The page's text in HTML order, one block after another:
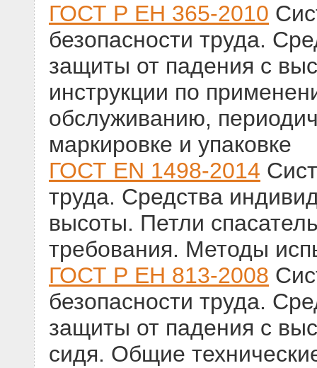
ГОСТ Р ЕН 365-2010
безопасности труда.
защиты от падения с
инструкции по
обслуживанию,
маркировке и упаковке
ГОСТ EN 1498-2014
труда. Средства
высоты. Петли
требования. Методы
ГОСТ Р ЕН 813-2008
безопасности труда.
защиты от падения с
сидя. Общие